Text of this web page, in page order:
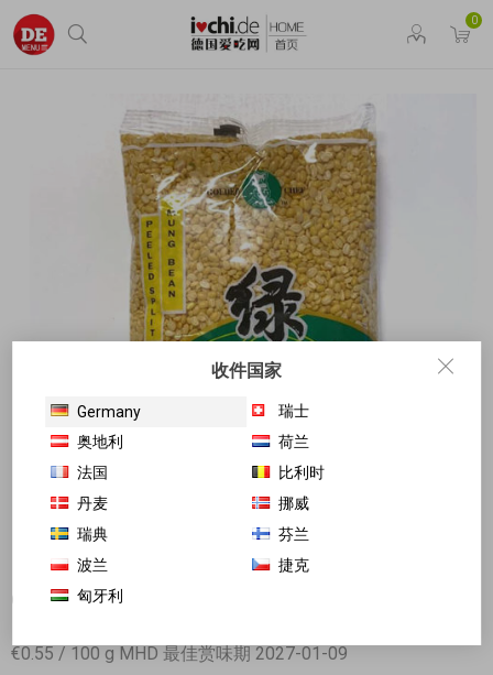
0
Cock 去皮绿豆半 400g 日期见内页
€0.55 / 100 g MHD 最佳赏味期 2027-01-09
收件国家
Germany
瑞士
奥地利
荷兰
法国
比利时
丹麦
挪威
瑞典
芬兰
波兰
捷克
匈牙利